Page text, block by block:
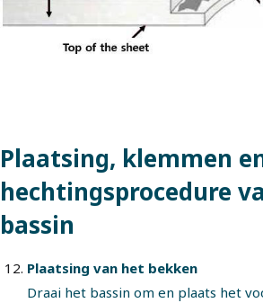
Plaatsing, klemmen
hechtingsprocedure
bassin
Plaatsing van het bekken
Draai het bassin om en plaats het